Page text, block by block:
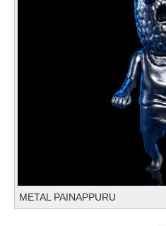
METAL PAINAPPURU